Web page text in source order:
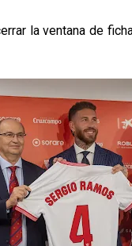
la ventana de